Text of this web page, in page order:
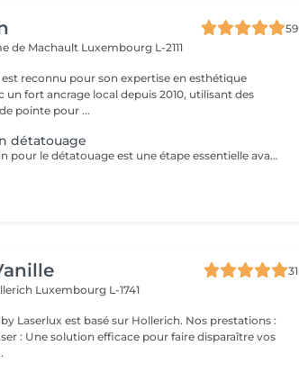
59
de Machault Luxembourg L-2111
reconnu pour son expertise en esthétique
un fort ancrage local depuis 2010, utilisant des
pointe pour ...
détatouage
La consultation pour le détatouage est une étape essentielle avant le traitement. Elle permet d'évaluer la taille, les couleurs et la profondeur du tatouage, ainsi que le type de peau du patient. Le professionnel explique le déroulement du traitement, le nombre de séances nécessaires et les éventuels effets secondaires. C'est aussi le moment pour poser toutes vos questions et discuter des attentes en termes de résultats
31
Luxembourg L-1741
est basé sur Hollerich. Nos prestations :
: Une solution efficace pour faire disparaître vos